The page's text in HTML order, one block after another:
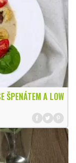
ŠPENÁTEM A LOW